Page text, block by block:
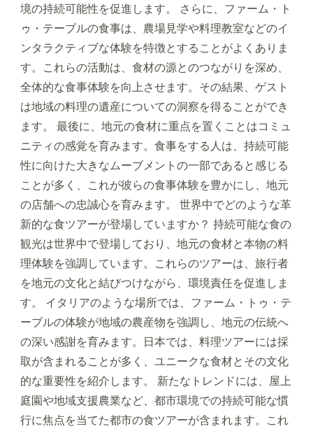
境の持続可能性を促進します。 さらに、ファーム・ト
ゥ・テーブルの食事は、農場見学や料理教室などのイ
ンタラクティブな体験を特徴とすることがよくありま
す。これらの活動は、食材の源とのつながりを深め、
全体的な食事体験を向上させます。その結果、ゲスト
は地域の料理の遺産についての洞察を得ることができ
ます。 最後に、地元の食材に重点を置くことはコミュ
ニティの感覚を育みます。食事をする人は、持続可能
性に向けた大きなムーブメントの一部であると感じる
ことが多く、これが彼らの食事体験を豊かにし、地元
の店舗への忠誠心を育みます。 世界中でどのような革
新的な食ツアーが登場していますか？ 持続可能な食の
観光は世界中で登場しており、地元の食材と本物の料
理体験を強調しています。これらのツアーは、旅行者
を地元の文化と結びつけながら、環境責任を促進しま
す。 イタリアのような場所では、ファーム・トゥ・テ
ーブルの体験が地域の農産物を強調し、地元の伝統へ
の深い感謝を育みます。日本では、料理ツアーには採
取が含まれることが多く、ユニークな食材とその文化
的な重要性を紹介します。 新たなトレンドには、屋上
庭園や地域支援農業など、都市環境での持続可能な慣
行に焦点を当てた都市の食ツアーが含まれます。これ